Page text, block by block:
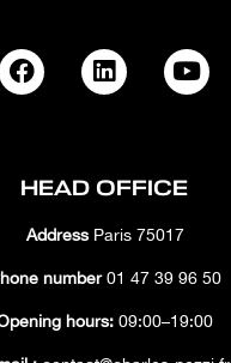
HEAD OFFICE
AddressParis 75017
number01 47 39 96 50
hours: 09:00–19:00